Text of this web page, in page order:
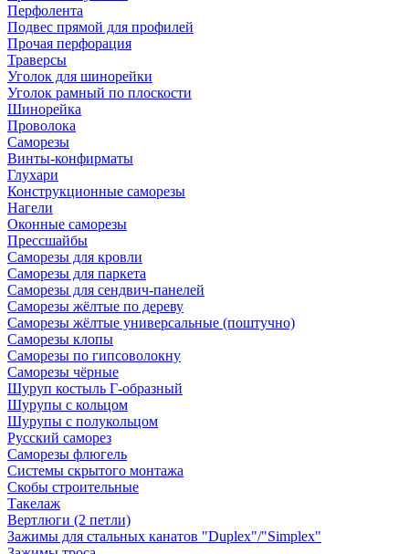
Перфолента
Подвес прямой для профилей
Прочая перфорация
Траверсы
Уголок для шинорейки
Уголок рамный по плоскости
Шинорейка
Проволока
Саморезы
Винты-конфирматы
Глухари
Конструкционные саморезы
Нагели
Оконные саморезы
Прессшайбы
Саморезы для кровли
Саморезы для паркета
Саморезы для сендвич-панелей
Саморезы жёлтые по дереву
Саморезы жёлтые универсальные (поштучно)
Саморезы клопы
Саморезы по гипсоволокну
Саморезы чёрные
Шуруп костыль Г-образный
Шурупы с кольцом
Шурупы с полукольцом
Русский саморез
Саморезы флюгель
Системы скрытого монтажа
Скобы строительные
Такелаж
Вертлюги (2 петли)
Зажимы для стальных канатов "Duplex"/"Simplex"